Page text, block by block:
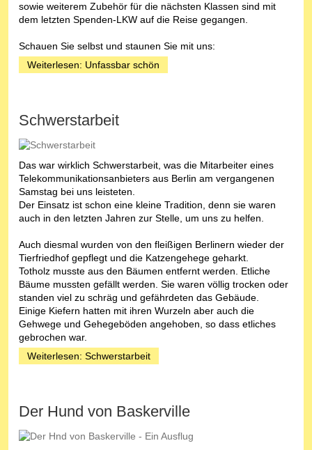
sowie weiterem Zubehör für die nächsten Klassen sind mit
dem letzten Spenden-LKW auf die Reise gegangen.
Schauen Sie selbst und staunen Sie mit uns:
Weiterlesen: Unfassbar schön
Schwerstarbeit
Das war wirklich Schwerstarbeit, was die Mitarbeiter eines
Telekommunikationsanbieters aus Berlin am vergangenen
Samstag bei uns leisteten.
Der Einsatz ist schon eine kleine Tradition, denn sie waren
auch in den letzten Jahren zur Stelle, um uns zu helfen.
Auch diesmal wurden von den fleißigen Berlinern wieder der
Tierfriedhof gepflegt und die Katzengehege geharkt.
Totholz musste aus den Bäumen entfernt werden. Etliche
Bäume mussten gefällt werden. Sie waren völlig trocken oder
standen viel zu schräg und gefährdeten das Gebäude.
Einige Kiefern hatten mit ihren Wurzeln aber auch die
Gehwege und Gehegeböden angehoben, so dass etliches
gebrochen war.
Weiterlesen: Schwerstarbeit
Der Hund von Baskerville